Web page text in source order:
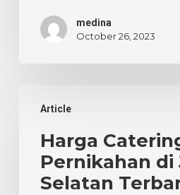
medina
October 26, 2023
Article
Catering
Jakarta
Selatan
Harga
Pernikahan di
Selatan